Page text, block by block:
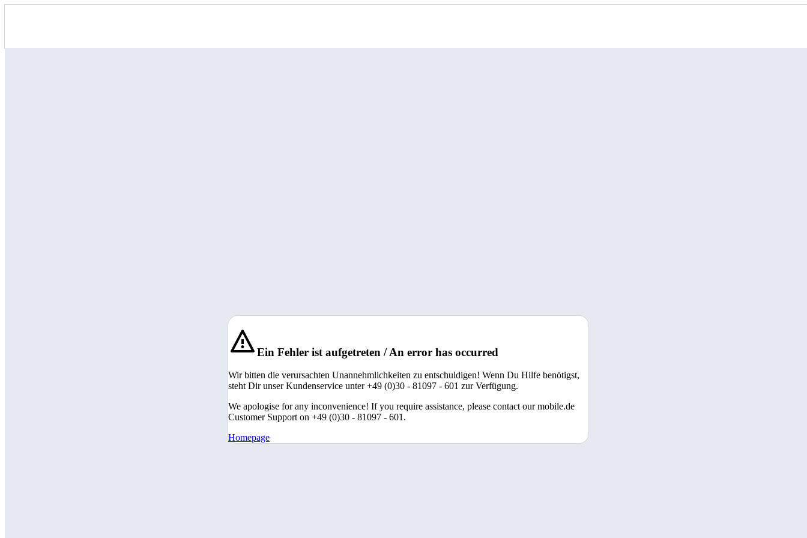
Ein Fehler ist aufgetreten / An error has occurred
Wir bitten die verursachten Unannehmlichkeiten zu entschuldigen! Wenn Du Hilfe benötigst,
steht Dir unser Kundenservice unter +49 (0)30 - 81097 - 601 zur Verfügung.
We apologise for any inconvenience! If you require assistance, please contact our mobile.de
Customer Support on +49 (0)30 - 81097 - 601.
Homepage